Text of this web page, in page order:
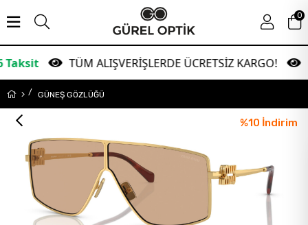
TÜM ALIŞVERİŞLERDE ÜCRETSİZ KARGO!
0
GÜNEŞ GÖZLÜĞÜ
%10 İndirim